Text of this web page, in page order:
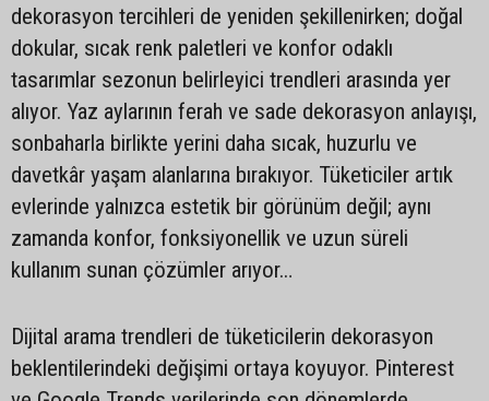
dekorasyon tercihleri de yeniden şekillenirken; doğal
dokular, sıcak renk paletleri ve konfor odaklı
tasarımlar sezonun belirleyici trendleri arasında yer
alıyor. Yaz aylarının ferah ve sade dekorasyon anlayışı,
sonbaharla birlikte yerini daha sıcak, huzurlu ve
davetkâr yaşam alanlarına bırakıyor. Tüketiciler artık
evlerinde yalnızca estetik bir görünüm değil; aynı
zamanda konfor, fonksiyonellik ve uzun süreli
kullanım sunan çözümler arıyor…
Dijital arama trendleri de tüketicilerin dekorasyon
beklentilerindeki değişimi ortaya koyuyor. Pinterest